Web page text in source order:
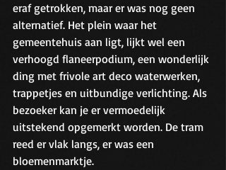
eraf getrokken, maar er was nog geen
alternatief. Het plein waar het
gemeentehuis aan ligt, lijkt wel een
verhoogd flaneerpodium, een wonderlijk
ding met frivole art deco waterwerken,
trappetjes en uitbundige verlichting. Als
bezoeker kan je er vermoedelijk
uitstekend opgemerkt worden. De tram
reed er vlak langs, er was een
bloemenmarktje.